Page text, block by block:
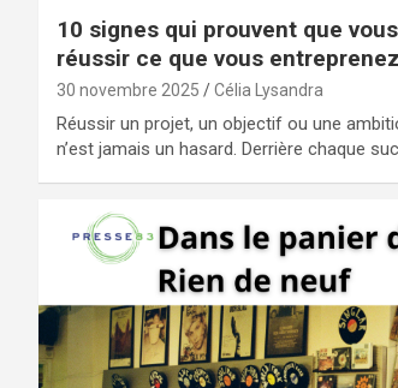
10 signes qui prouvent que
réussir ce que vous entreprenez
30 novembre 2025 Célia Lysandra
Réussir un projet, un objectif ou une
n’est jamais un hasard. Derrière chaque